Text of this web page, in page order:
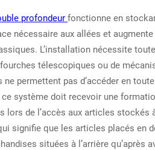
profondeur fonctionne en
nécessaire aux allées et
L’installation nécessite
télescopiques ou de
permettent pas d’accéder en
ce système doit recevoir une
lors de l’accès aux articles stockés
signifie que les articles placés
situées à l’arrière